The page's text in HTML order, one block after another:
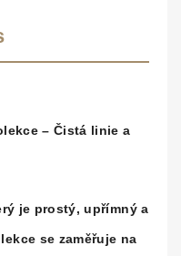
– Čistá linie a
je prostý, upřímný a
se zaměřuje na